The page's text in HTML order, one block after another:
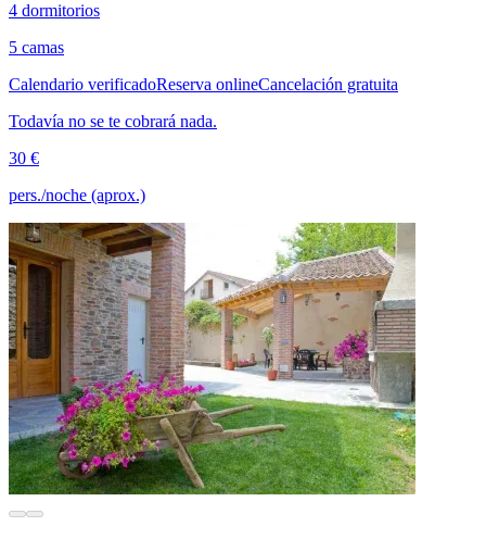
4 dormitorios
5 camas
Calendario verificadoReserva onlineCancelación gratuita
Todavía no se te cobrará nada.
30 €
pers./noche (aprox.)